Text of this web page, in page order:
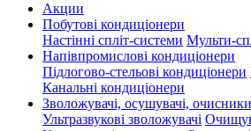
Акции
Побутові кондиціонери
Настінні спліт-системи Мульти-
Напівпромислові кондиціонери
Підлогово-стельові кондиціонери
Канальні кондиціонери
Зволожувачі, осушувачі,
Ультразвукові зволожувачі